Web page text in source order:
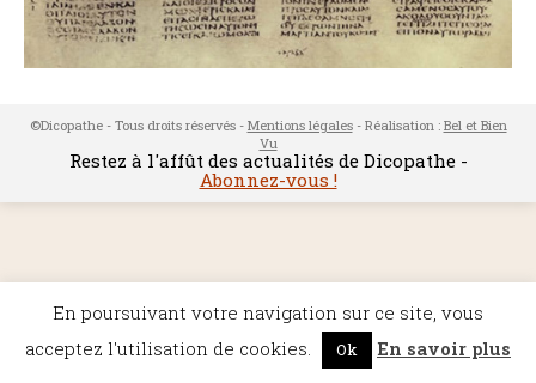
©Dicopathe - Tous droits réservés - Mentions légales- Réalisation : Bel et Bien
Vu
Restez à l'affût des actualités de Dicopathe -
Abonnez-vous !
En poursuivant votre navigation sur ce site, vous
acceptez l'utilisation de cookies.
Ok En savoir plus